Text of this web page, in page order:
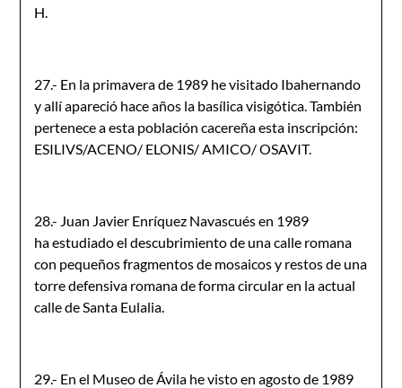
H.
27.- En la primavera de 1989 he visitado Ibahernando
y allí apareció hace años la basílica visigótica. También
pertenece a esta población cacereña esta inscripción:
ESILIVS/ACENO/ ELONIS/ AMICO/ OSAVIT.
28.- Juan Javier Enríquez Navascués en 1989
ha estudiado el descubri­miento de una calle romana
con pequeños fragmentos de mosaicos y restos de una
torre defensiva romana de forma circular en la actual
calle de Santa Eulalia.
29.- En el Museo de Ávila he visto en agosto de 1989